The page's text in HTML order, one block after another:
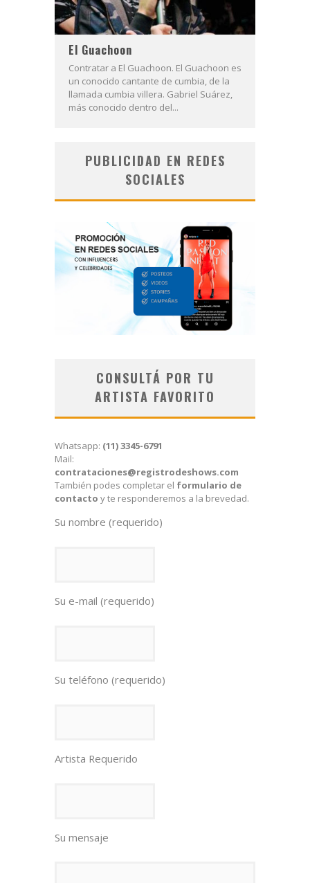
El Guachoon
Contratar a El Guachoon. El Guachoon es
un conocido cantante de cumbia, de la
llamada cumbia villera. Gabriel Suárez,
más conocido dentro del...
PUBLICIDAD EN REDES
SOCIALES
CONSULTÁ POR TU
ARTISTA FAVORITO
Whatsapp: (11) 3345-6791
Mail:
contrataciones@registrodeshows.com
También podes completar el formulario de
contacto y te responderemos a la brevedad.
Su nombre (requerido)
Su e-mail (requerido)
Su teléfono (requerido)
Artista Requerido
Su mensaje